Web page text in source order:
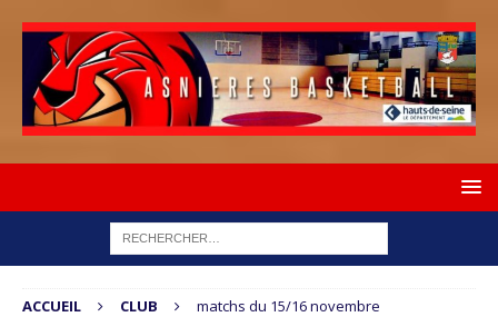
ACCUEIL CLUB matchs du 15/16 novembre